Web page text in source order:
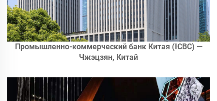
Промышленно-коммерческий банк Китая (ICBC) —
Чжэцзян, Китай